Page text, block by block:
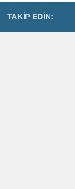
TAKIP EDIN: